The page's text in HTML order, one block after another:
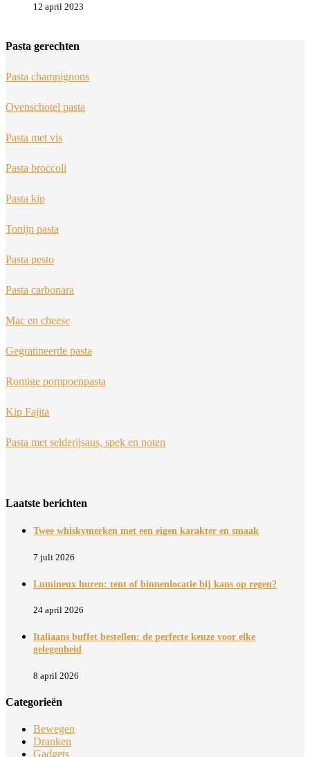
12 april 2023
Pasta gerechten
Pasta champignons
Ovenschotel pasta
Pasta met vis
Pasta broccoli
Pasta kip
Tonijn pasta
Pasta pesto
Pasta carbonara
Mac en cheese
Gegratineerde pasta
Romige pompoenpasta
Kip Fajita
Pasta met selderijsaus, spek en noten
Laatste berichten
Twee whiskymerken met een eigen karakter en smaak
7 juli 2026
Lumineux huren: tent of binnenlocatie bij kans op regen?
24 april 2026
Italiaans buffet bestellen: de perfecte keuze voor elke
gelegenheid
8 april 2026
Categorieën
Bewegen
Dranken
Gadgets